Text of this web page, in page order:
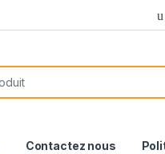
Contactez nous